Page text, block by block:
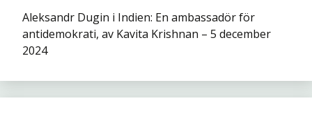
Aleksandr Dugin i Indien: En ambassadör för
antidemokrati, av Kavita Krishnan – 5 december
2024